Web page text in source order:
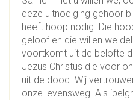
deze uitnodiging gehoor
heeft hoop nodig. Die
geloof en die willen we
voortkomt uit de belofte
Jezus Christus die voor
uit de dood. Wij
onze levensweg. Als